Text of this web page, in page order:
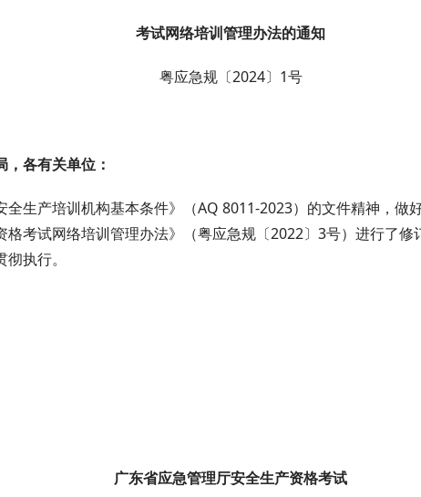
考试网络培训管理办法的通知
粤应急规〔2024〕1号
各有关单位：
生产培训机构基本条件》（AQ 8011-2023）的文件精神，做
考试网络培训管理办法》（粤应急规〔2022〕3号）进行了修
执行。
广东省应急管理厅安全生产资格考试